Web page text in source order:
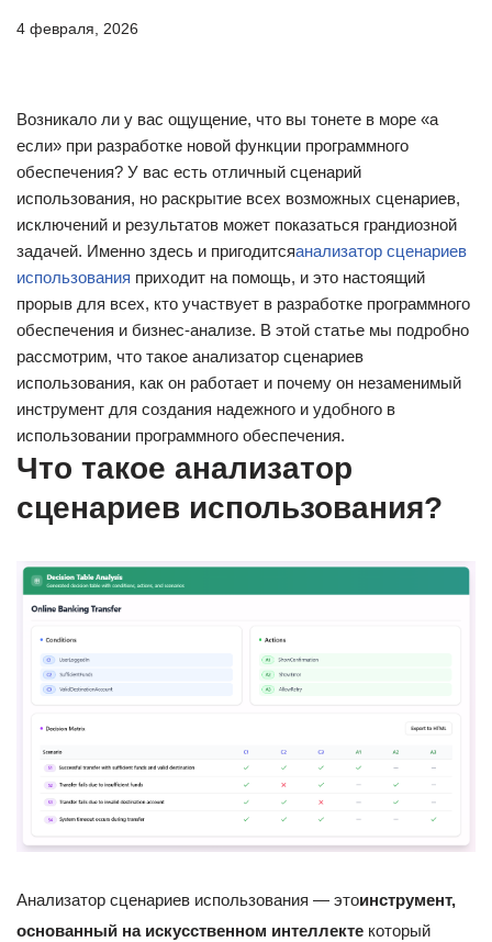
4 февраля, 2026
Возникало ли у вас ощущение, что вы тонете в море «а
если» при разработке новой функции программного
обеспечения? У вас есть отличный сценарий
использования, но раскрытие всех возможных сценариев,
исключений и результатов может показаться грандиозной
задачей. Именно здесь и пригодитсяанализатор сценариев
использования приходит на помощь, и это настоящий
прорыв для всех, кто участвует в разработке программного
обеспечения и бизнес-анализе. В этой статье мы подробно
рассмотрим, что такое анализатор сценариев
использования, как он работает и почему он незаменимый
инструмент для создания надежного и удобного в
использовании программного обеспечения.
Что такое анализатор
сценариев использования?
Анализатор сценариев использования — этоинструмент,
основанный на искусственном интеллекте который